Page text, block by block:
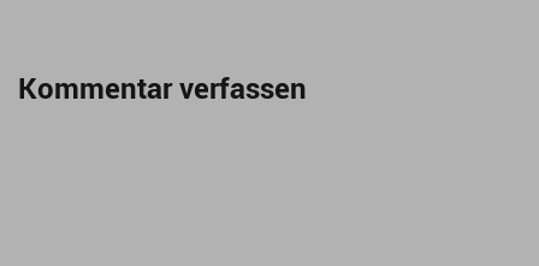
Kommentar verfassen